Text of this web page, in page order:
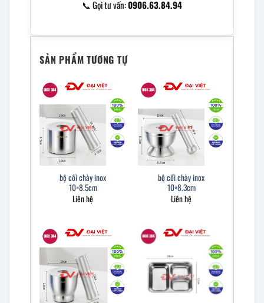
📞 Gọi tư vấn:0906.63.84.94
SẢN PHẨM TƯƠNG TỰ
bộ cối chày inox
10×8.5cm
Liên hệ
bộ cối chày inox
10×8.3cm
Liên hệ